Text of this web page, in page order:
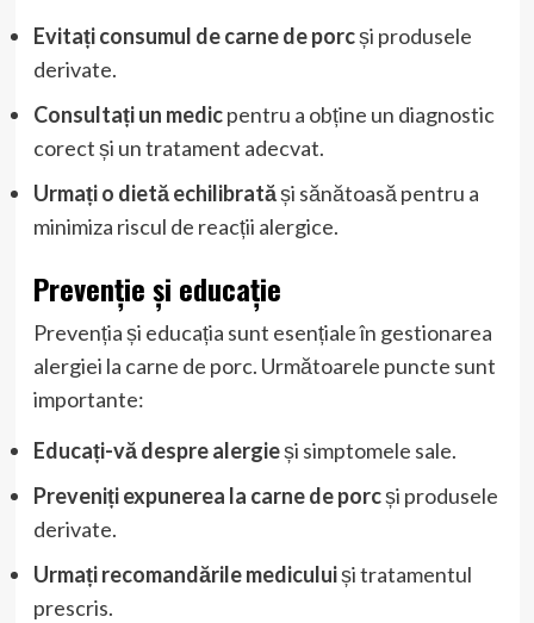
Evitați consumul de carne de porcși produsele
derivate.
Consultați un medicpentru a obține un diagnostic
corect și un tratament adecvat.
Urmați o dietă echilibratăși sănătoasă pentru a
minimiza riscul de reacții alergice.
Prevenție și educație
Prevenția și educația sunt esențiale în gestionarea
alergiei la carne de porc. Următoarele puncte sunt
importante:
Educați-vă despre alergieși simptomele sale.
Preveniți expunerea la carne de porcși produsele
derivate.
Urmați recomandările mediculuiși tratamentul
prescris.